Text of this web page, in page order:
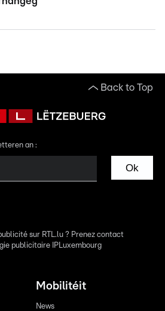
Back to Top
an :
Ok
sur RTL.lu ? Prenez contact
publicitaire IPLuxembourg
Mobilitéit
News